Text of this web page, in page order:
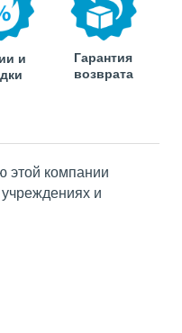
и
Гарантия
возврата
этой компании
и